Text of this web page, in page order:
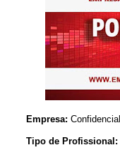
Empresa: Confidencial
Tipo de Profissional: